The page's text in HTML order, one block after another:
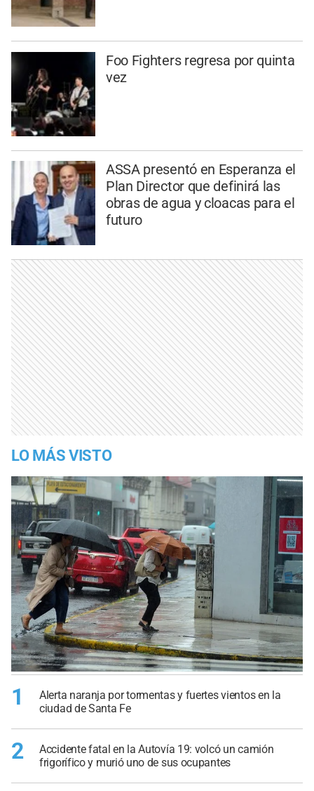
Foo Fighters regresa por quinta
vez
ASSA presentó en Esperanza el
Plan Director que definirá las
obras de agua y cloacas para el
futuro
LO MÁS VISTO
1
Alerta naranja por tormentas y fuertes vientos en la
ciudad de Santa Fe
2
Accidente fatal en la Autovía 19: volcó un camión
frigorífico y murió uno de sus ocupantes